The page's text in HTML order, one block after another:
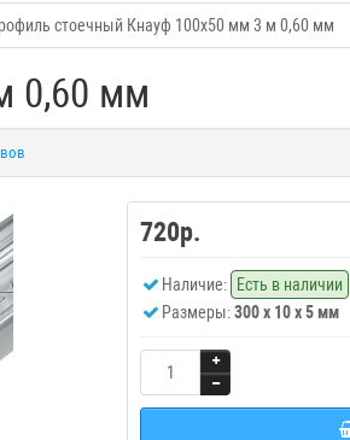
стоечный Кнауф 100х50 мм 3 м 0,60 мм
0,60 мм
720р.
Наличие: Есть в наличии
Размеры:300 x 10 x 5 мм